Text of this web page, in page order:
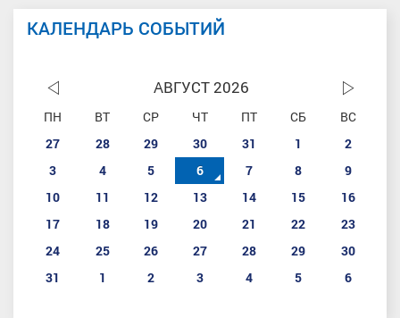
КАЛЕНДАРЬ СОБЫТИЙ
АВГУСТ 2026
ПН ВТ СР ЧТ ПТ СБ
ВС
27
28 29 30 31 1
2
3
4 5 6 7 8
9
10
11 12 13 14 15
16
17
18 19 20 21 22
23
24
25 26 27 28 29
30
31
1 2 3 4 5 6